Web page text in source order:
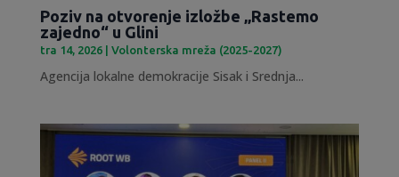
Poziv na otvorenje izložbe „Rastemo
zajedno“ u Glini
tra 14, 2026| Volonterska mreža (2025-2027)
Agencija lokalne demokracije Sisak i Srednja...